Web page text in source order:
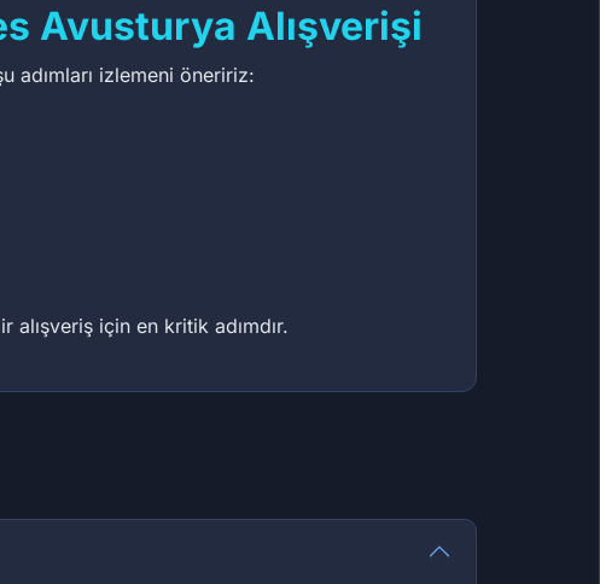
Avusturya Alışverişi
adımları izlemeni öneririz:
alışveriş için en kritik adımdır.